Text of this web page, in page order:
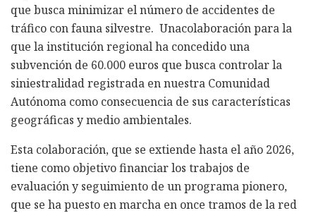
que busca minimizar el número de accidentes de
tráfico con fauna silvestre. Unacolaboración para la
que la institución regional ha concedido una
subvención de 60.000 euros que busca controlar la
siniestralidad registrada en nuestra Comunidad
Autónoma como consecuencia de sus características
geográficas y medio ambientales.
Esta colaboración, que se extiende hasta el año 2026,
tiene como objetivo financiar los trabajos de
evaluación y seguimiento de un programa pionero,
que se ha puesto en marcha en once tramos de la red